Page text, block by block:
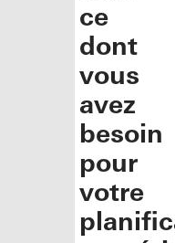
ce
dont
vous
avez
besoin
pour
votre